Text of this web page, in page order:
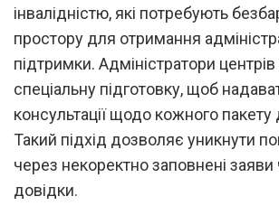
інвалідністю, які потребують
простору для отримання
підтримки. Адміністратори
спеціальну підготовку, щоб
консультації щодо кожного пакету
Такий підхід дозволяє уникнути
через некоректно заповнені заяви
довідки.